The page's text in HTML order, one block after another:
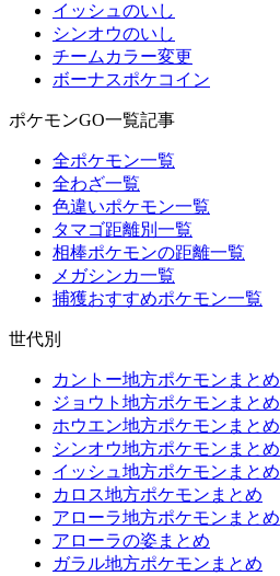
イッシュのいし
シンオウのいし
チームカラー変更
ボーナスポケコイン
ポケモンGO一覧記事
全ポケモン一覧
全わざ一覧
色違いポケモン一覧
タマゴ距離別一覧
相棒ポケモンの距離一覧
メガシンカ一覧
捕獲おすすめポケモン一覧
世代別
カントー地方ポケモンまとめ
ジョウト地方ポケモンまとめ
ホウエン地方ポケモンまとめ
シンオウ地方ポケモンまとめ
イッシュ地方ポケモンまとめ
カロス地方ポケモンまとめ
アローラ地方ポケモンまとめ
アローラの姿まとめ
ガラル地方ポケモンまとめ